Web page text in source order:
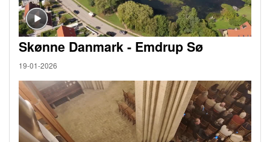
Skønne Danmark - Emdrup Sø
19-01-2026